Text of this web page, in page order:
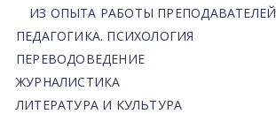
ИЗ ОПЫТА РАБОТЫ ПРЕПОДАВАТЕЛЕЙ
ПЕДАГОГИКА. ПСИХОЛОГИЯ
ПЕРЕВОДОВЕДЕНИЕ
ЖУРНАЛИСТИКА
ЛИТЕРАТУРА И КУЛЬТУРА